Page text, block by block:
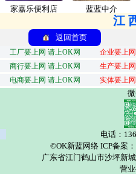
家嘉乐便利店 蓝蓝中介
江
返回首页
工厂要上网 请上OK网 企业要上
商行要上网 请上OK网
生产要上
电商要上网 请上OK网
实体要上
电话：
©OK新蓝网络 ICP备案
广东省江门鹤山市沙坪新
营